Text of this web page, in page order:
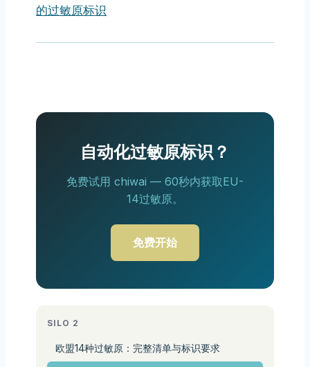
的过敏原标识
自动化过敏原标识？
免费试用 chiwai — 60秒内获取EU-
14过敏原。
免费开始
SILO 2
欧盟14种过敏原：完整清单与标识要求